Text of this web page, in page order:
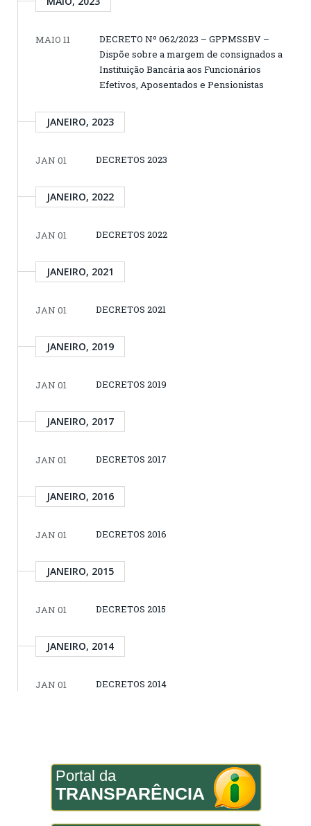
MAIO 11
DECRETO Nº 062/2023 – GPPMSSBV –
Dispõe sobre a margem de consignados a
Instituição Bancária aos Funcionários
Efetivos, Aposentados e Pensionistas
JANEIRO, 2023
JAN 01 DECRETOS 2023
JANEIRO, 2022
JAN 01 DECRETOS 2022
JANEIRO, 2021
JAN 01 DECRETOS 2021
JANEIRO, 2019
JAN 01 DECRETOS 2019
JANEIRO, 2017
JAN 01 DECRETOS 2017
JANEIRO, 2016
JAN 01 DECRETOS 2016
JANEIRO, 2015
JAN 01 DECRETOS 2015
JANEIRO, 2014
JAN 01 DECRETOS 2014
Portal da
TRANSPARÊNCIA